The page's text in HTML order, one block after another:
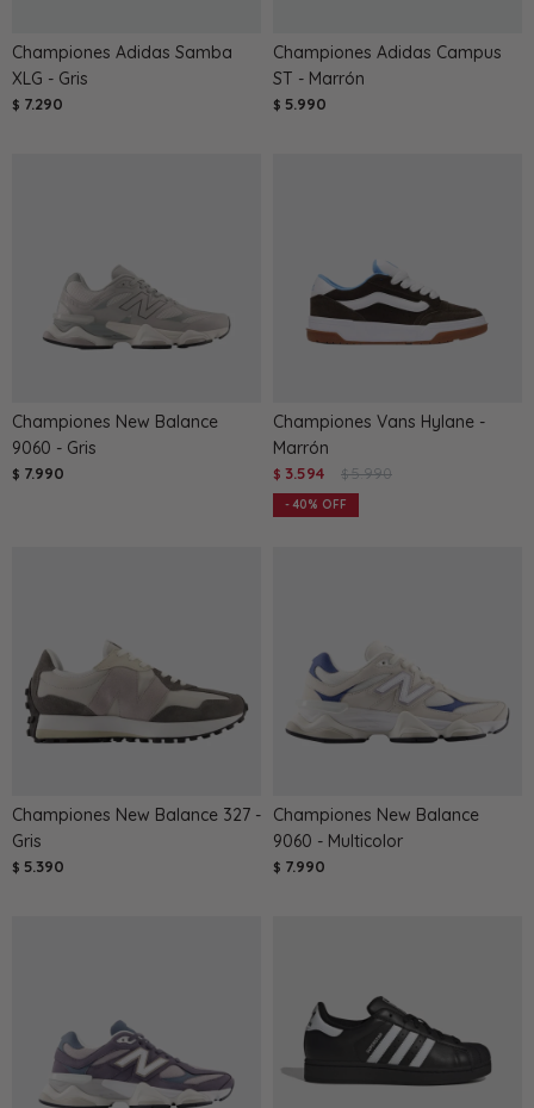
Championes Adidas Samba
XLG - Gris
$ 7.290
Championes Adidas Campus
ST - Marrón
$ 5.990
Championes New Balance
9060 - Gris
$ 7.990
Championes Vans Hylane -
Marrón
$ 3.594 $ 5.990
40
Championes New Balance 327 -
Gris
$ 5.390
Championes New Balance
9060 - Multicolor
$ 7.990